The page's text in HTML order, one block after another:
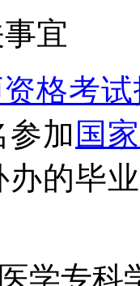
宜
格考
参加 国
办的毕
学专